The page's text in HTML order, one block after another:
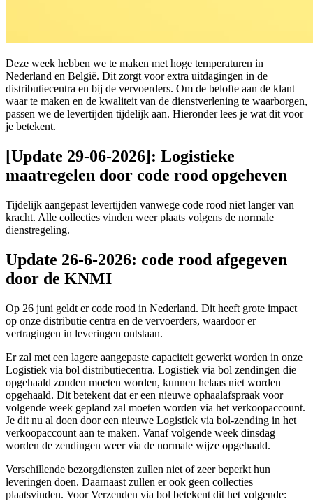
Deze week hebben we te maken met hoge temperaturen in
Nederland en België. Dit zorgt voor extra uitdagingen in de
distributiecentra en bij de vervoerders. Om de belofte aan de klant
waar te maken en de kwaliteit van de dienstverlening te waarborgen,
passen we de levertijden tijdelijk aan. Hieronder lees je wat dit voor
je betekent.
[Update 29-06-2026]: Logistieke
maatregelen door code rood opgeheven
Tijdelijk aangepast levertijden vanwege code rood niet langer van
kracht. Alle collecties vinden weer plaats volgens de normale
dienstregeling.
Update 26-6-2026: code rood afgegeven
door de KNMI
Op 26 juni geldt er code rood in Nederland. Dit heeft grote impact
op onze distributie centra en de vervoerders, waardoor er
vertragingen in leveringen ontstaan.
Er zal met een lagere aangepaste capaciteit gewerkt worden in onze
Logistiek via bol distributiecentra. Logistiek via bol zendingen die
opgehaald zouden moeten worden, kunnen helaas niet worden
opgehaald. Dit betekent dat er een nieuwe ophaalafspraak voor
volgende week gepland zal moeten worden via het verkoopaccount.
Je dit nu al doen door een nieuwe Logistiek via bol-zending in het
verkoopaccount aan te maken. Vanaf volgende week dinsdag
worden de zendingen weer via de normale wijze opgehaald.
Verschillende bezorgdiensten zullen niet of zeer beperkt hun
leveringen doen. Daarnaast zullen er ook geen collecties
plaatsvinden. Voor Verzenden via bol betekent dit het volgende: